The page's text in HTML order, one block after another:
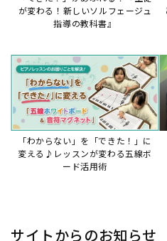
2026年8月6日
8月6日障害発生のお知らせ